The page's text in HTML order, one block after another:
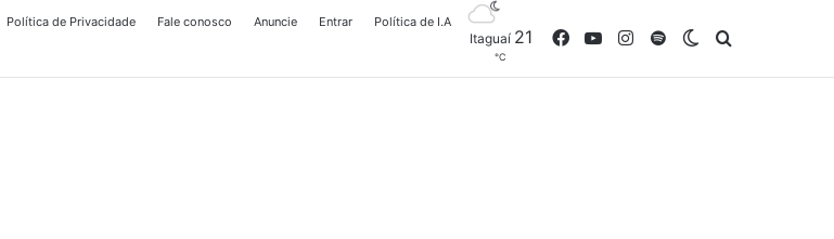
Política de Privacidade Fale conosco Anuncie Entrar Política de I.A
Itaguaí 21
℃
FacebookYouTubeInstagram
SpotifySwitch skin